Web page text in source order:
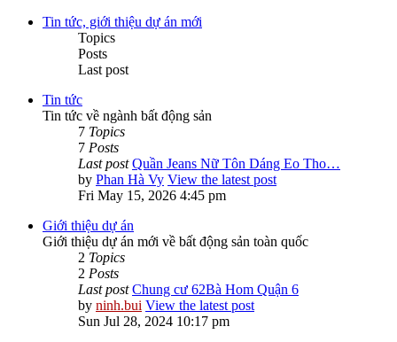
Tin tức, giới thiệu dự án mới
Topics
Posts
Last post
Tin tức
Tin tức về ngành bất động sản
7 Topics
7 Posts
Last post Quần Jeans Nữ Tôn Dáng Eo Tho…
by Phan Hà Vy View the latest post
Fri May 15, 2026 4:45 pm
Giới thiệu dự án
Giới thiệu dự án mới về bất động sản toàn quốc
2 Topics
2 Posts
Last post Chung cư 62Bà Hom Quận 6
by ninh.bui View the latest post
Sun Jul 28, 2024 10:17 pm